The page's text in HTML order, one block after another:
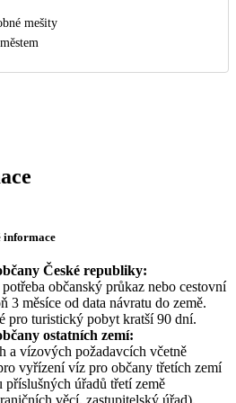
mešity
informace
České republiky:
občanský průkaz nebo cestovní
3 měsíce od data návratu do země.
pro turistický pobyt kratší 90 dní.
ostatních zemí:
a vízových požadavcích včetně
vyřízení víz pro občany třetích zemí
úřadů třetí země
věcí, zastupitelský úřad).